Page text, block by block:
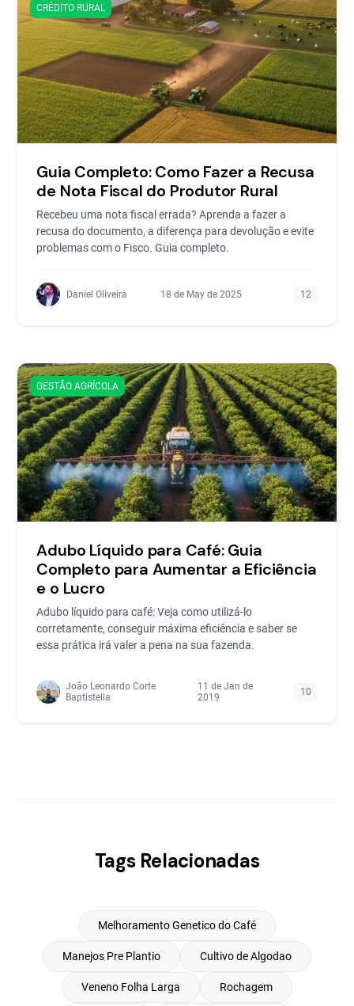
CRÉDITO RURAL
Guia Completo: Como Fazer a Recusa
de Nota Fiscal do Produtor Rural
Recebeu uma nota fiscal errada? Aprenda a fazer a
recusa do documento, a diferença para devolução e evite
problemas com o Fisco. Guia completo.
Daniel Oliveira 18 de May de 2025 12
GESTÃO AGRÍCOLA
Adubo Líquido para Café: Guia
Completo para Aumentar a Eficiência
e o Lucro
Adubo líquido para café: Veja como utilizá-lo
corretamente, conseguir máxima eficiência e saber se
essa prática irá valer a pena na sua fazenda.
João Leonardo Corte
Baptistella
11 de Jan de
2019
10
Tags Relacionadas
Melhoramento Genetico do Café
Manejos Pre Plantio Cultivo de Algodao
Veneno Folha Larga Rochagem